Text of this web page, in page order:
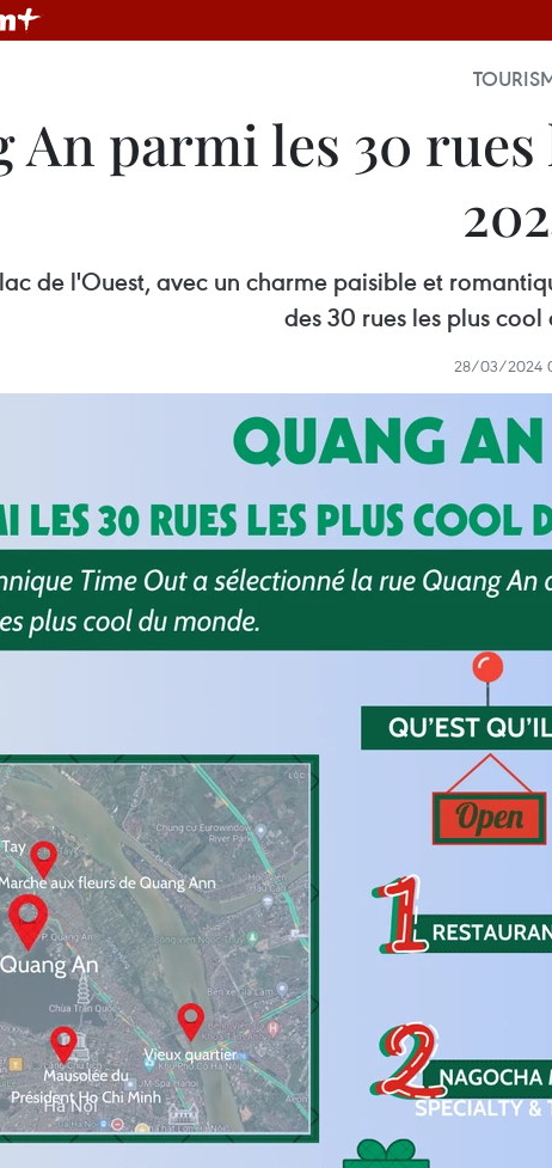
An parmi les 30
de l'Ouest, avec un charme paisible et
des 30 rues les plus
28/03/2024